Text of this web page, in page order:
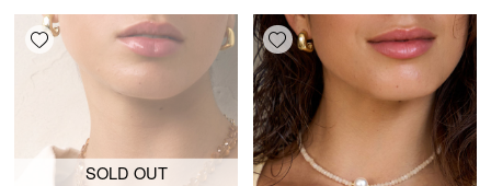
Add wishlist
SOLD OUT